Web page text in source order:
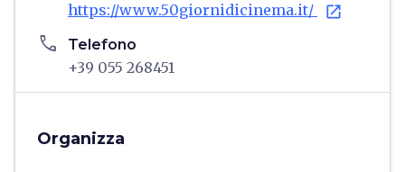
https://www.50giornidicinema.it/ open_in_new
phone Telefono
+39 055 268451
Organizza